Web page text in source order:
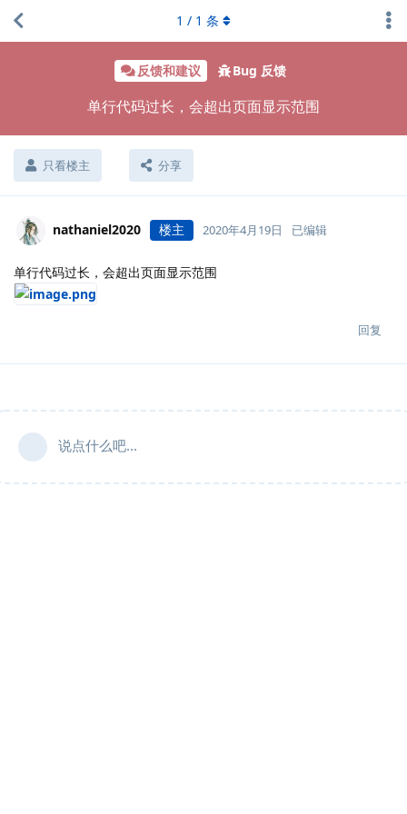
反馈和建议 Bug 反馈
单行代码过长，会超出页面显示范围
只看楼主 分享
1 / 1 条
nathaniel2020 楼主 2020年4月19日 已编辑
单行代码过长，会超出页面显示范围
回复
说点什么吧...